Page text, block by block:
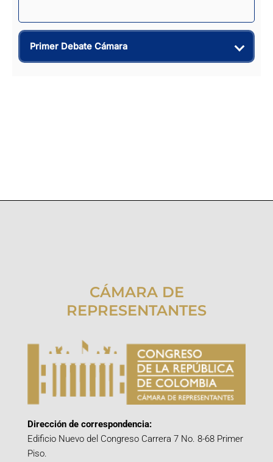
Primer Debate Cámara
CÁMARA DE
REPRESENTANTES
Dirección de correspondencia:
Edificio Nuevo del Congreso Carrera 7 No. 8-68 Primer
Piso.